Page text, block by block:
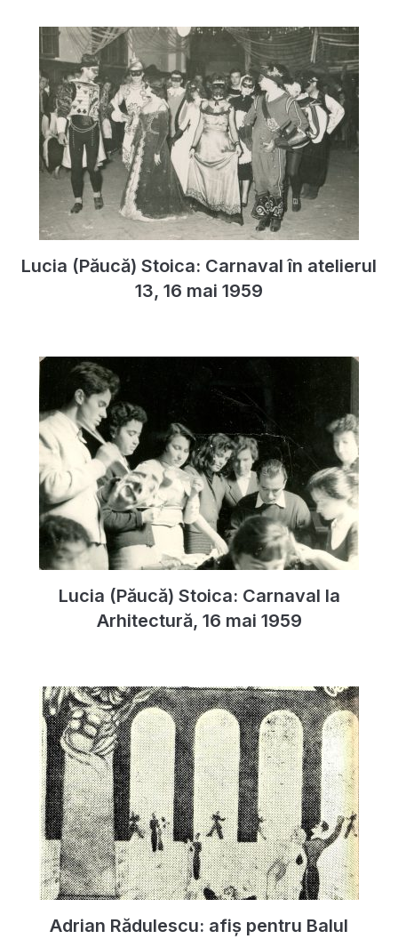
Lucia (Păucă) Stoica: Carnaval în atelierul
13, 16 mai 1959
Lucia (Păucă) Stoica: Carnaval la
Arhitectură, 16 mai 1959
Adrian Rădulescu: afiș pentru Balul